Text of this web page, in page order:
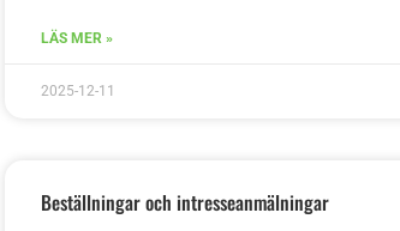
LÄS MER »
2025-12-11
Beställningar och intresseanmälningar